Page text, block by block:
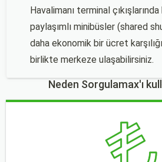
Havalimanı terminal
paylaşımlı minibüsler (shared
daha ekonomik bir ücret
birlikte merkeze ulaşabilirsiniz.
Neden Sorgulamax'ı